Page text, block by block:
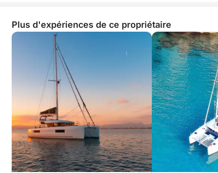
Plus d'expériences de ce propriétaire